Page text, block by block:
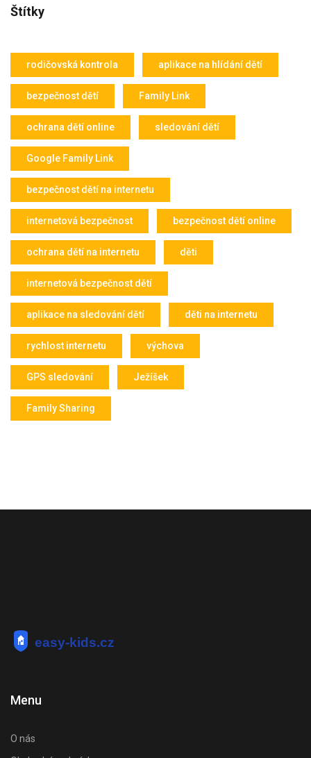
Štítky
rodičovská kontrola aplikace na hlídání dětí
bezpečnost dětí Family Link
ochrana dětí online sledování dětí
Google Family Link
bezpečnost dětí na internetu
internetová bezpečnost bezpečnost dětí online
ochrana dětí na internetu děti
internetová bezpečnost dětí
aplikace na sledování dětí děti na internetu
rychlost internetu výchova
GPS sledování Ježíšek
Family Sharing
Menu
O nás